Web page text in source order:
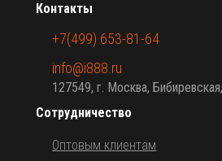
Сотрудничество
Оптовым клиентам
Контакты
+7(499) 653-81-64
info@i888.ru
127549, г. Москва,